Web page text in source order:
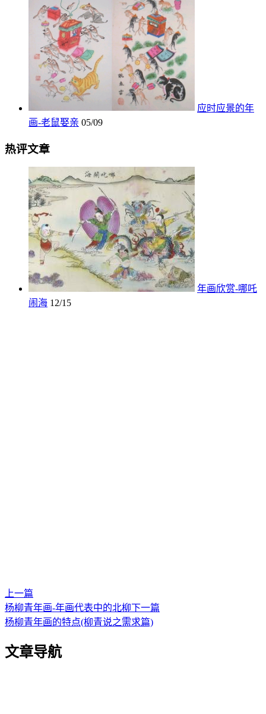
应时应景的年
画-老鼠娶亲 05/09
热评文章
年画欣赏-哪吒
闹海 12/15
上一篇
杨柳青年画-年画代表中的北柳 下一篇
杨柳青年画的特点(柳青说之需求篇)
文章导航